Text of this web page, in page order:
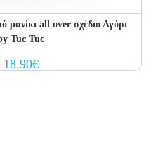
μανίκι all over σχέδιο Αγόρι
Tuc Tuc
Original
price
18.90€Current
price